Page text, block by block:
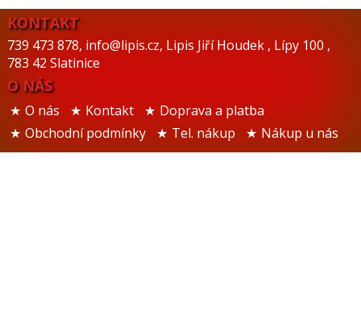
KONTAKT
739 473 878, info@lipis.cz, Lipis Jiří Houdek , Lípy 100 ,
783 42 Slatinice
O NÁS
O nás Kontakt
Doprava a platba
Obchodní podmínky
Tel. nákup Nákup u nás